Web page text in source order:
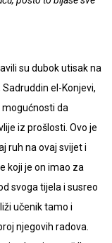
su dubok utisak na
el-Konjevi,
mogućnosti da
iz prošlosti. Ovo je
ruh na ovaj svijet i
koji je on imao za
svoga tijela i susreo
učenik tamo i
njegovih radova.